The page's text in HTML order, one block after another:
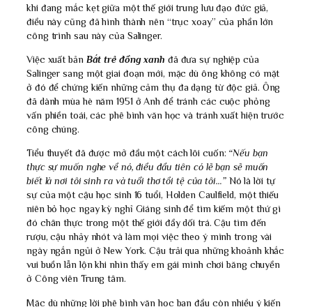
khi đang mắc kẹt giữa một thế giới trung lưu đạo đức giả,
điều này cũng đã hình thành nên “trục xoay” của phần lớn
công trình sau này của Salinger.
Việc xuất bản Bắt trẻ đồng xanh đã đưa sự nghiệp của
Salinger sang một giai đoạn mới, mặc dù ông không có mặt
ở đó để chứng kiến những cảm thụ đa dạng từ độc giả. Ông
đã dành mùa hè năm 1951 ở Anh để tránh các cuộc phỏng
vấn phiền toái, các phê bình văn học và tránh xuất hiện trước
công chúng.
Tiểu thuyết đã được mở đầu một cách lôi cuốn: “Nếu bạn
thực sự muốn nghe về nó, điều đầu tiên có lẽ bạn sẽ muốn
biết là nơi tôi sinh ra và tuổi thơ tồi tệ của tôi…”Nó là lời tự
sự của một cậu học sinh 16 tuổi, Holden Caulfield, một thiếu
niên bỏ học ngay kỳ nghỉ Giáng sinh để tìm kiếm một thứ gì
đó chân thực trong một thế giới đầy dối trá. Cậu tìm đến
rượu, cậu nhảy nhót và làm mọi việc theo ý mình trong vài
ngày ngắn ngủi ở New York. Cậu trải qua những khoảnh khắc
vui buồn lẫn lộn khi nhìn thấy em gái mình chơi băng chuyền
ở Công viên Trung tâm.
Mặc dù những lời phê bình văn học ban đầu còn nhiều ý kiến